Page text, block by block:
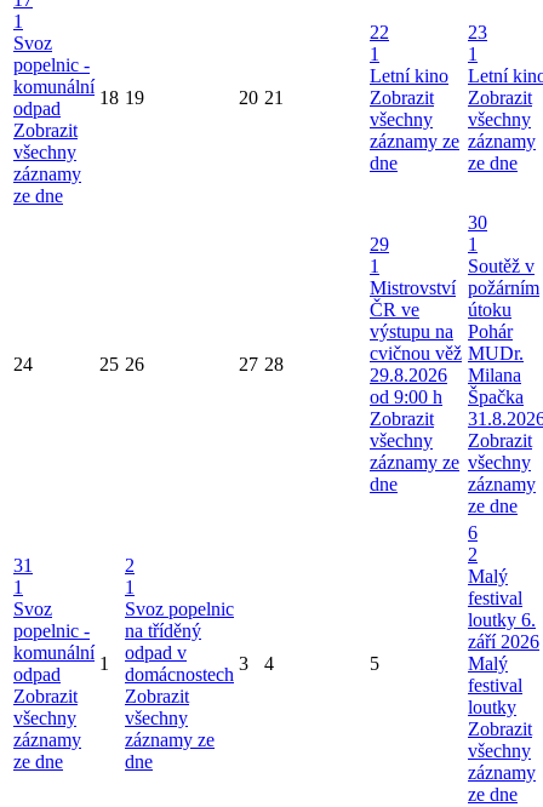
1
Svoz
popelnic -
komunální
odpad
Zobrazit
všechny
záznamy
ze dne
18 19 20 21
22
1
Letní kino
Zobrazit
všechny
záznamy ze
dne
23
1
Letní
Zobrazit
všechny
záznamy
ze dne
24 25 26 27 28
29
1
Mistrovství
ČR ve
výstupu na
cvičnou věž
29.8.2026
od 9:00 h
Zobrazit
všechny
záznamy ze
dne
30
1
Soutěž v
požárním
útoku
Pohár
MUDr.
Milana
Špačka
Zobrazit
všechny
záznamy
ze dne
31
1
Svoz
popelnic -
komunální
odpad
Zobrazit
všechny
záznamy
ze dne
1
2
1
Svoz popelnic
na tříděný
odpad v
domácnostech
Zobrazit
všechny
záznamy ze
dne
3 4 5
6
2
Malý
festival
loutky 6.
září 2026
Malý
festival
loutky
Zobrazit
všechny
záznamy
ze dne